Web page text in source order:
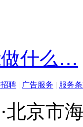
什么…
聘 | 广告服务 | 服务
北京市